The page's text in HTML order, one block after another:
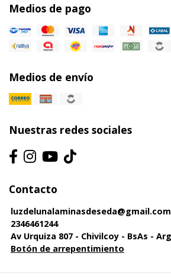
Medios de pago
Medios de envío
Nuestras redes sociales
Contacto
luzdelunalaminasdeseda@gmail.com
2346461244
Av Urquiza 807 - Chivilcoy - BsAs -
Botón de arrepentimiento